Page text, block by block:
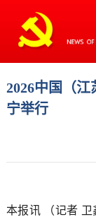
2026中国（
宁举行
本报讯 （记者